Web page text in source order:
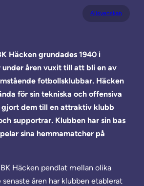
Allsvenskan
Häcken grundades 1940 i
under åren vuxit till att bli en av
fotbollsklubbar. Häcken
för sin tekniska och offensiva
gjort dem till en attraktiv klubb
supportrar. Klubben har sin bas
sina hemmamatcher på
Häcken pendlat mellan olika
åren har klubben etablerat